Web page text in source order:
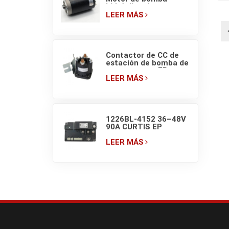
hidráulica de
transpaleta eléctrica
LEER MÁS
Contactor de CC de
estación de bomba de
montacargas EP
EPT20-ET ZDJ 4801
LEER MÁS
1226BL-4152 36–48V
90A CURTIS EP
montacargas
LEER MÁS